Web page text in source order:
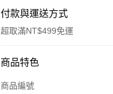
付款與運送方式
超取滿NT$499免運
付款方式
icash Pay
商品特色
商品編號